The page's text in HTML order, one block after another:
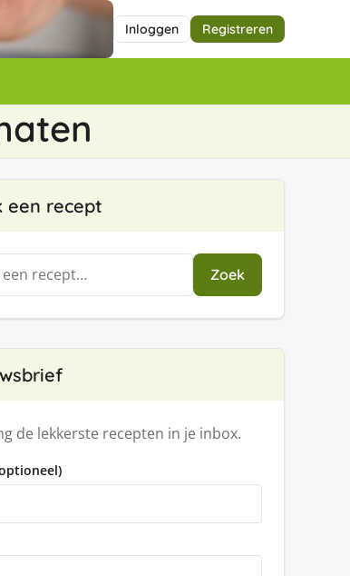
Inloggen Registreren
een recept
Zoek
de lekkerste recepten in je inbox.